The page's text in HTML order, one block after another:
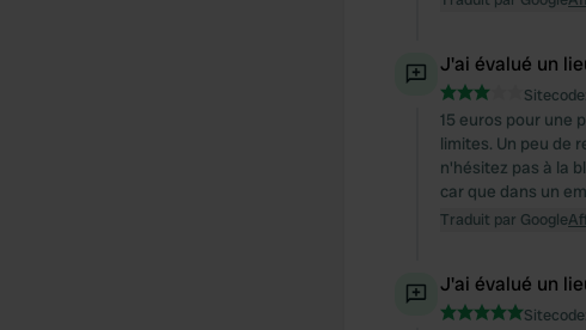
J'ai évalué un
Sitecode:
15 euros pour une
limites. Un peu de
n'hésitez pas à la
car que dans un
Traduit par Google
J'ai évalué un
Sitecode: